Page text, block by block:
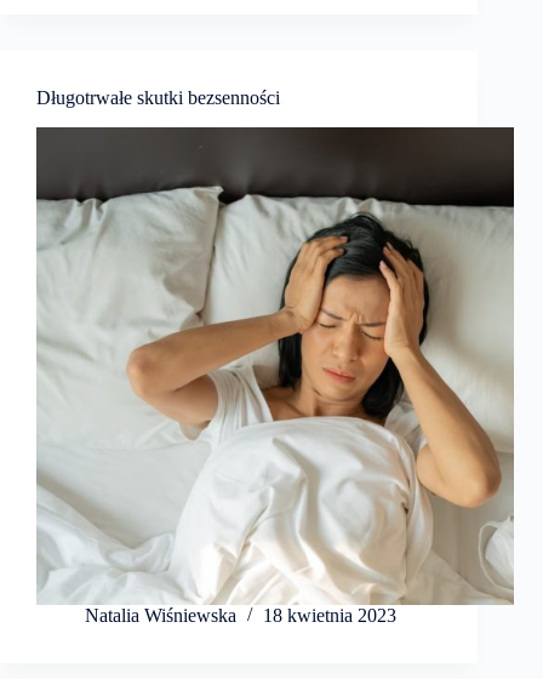
Długotrwałe skutki bezsenności
Natalia Wiśniewska 18 kwietnia 2023